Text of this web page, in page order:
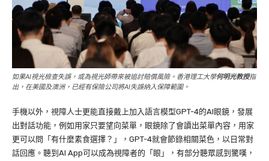
如果AI視光檢查失誤，或為視光師帶來被追討賠償風險。香港理工大學何明光教授指
出，在美國及澳洲，已經有保險公司將AI失誤納入保障範圍。
手機以外，視障人士更能直接戴上加入語言模型GPT-4的AI眼鏡，發展
出對話功能，例如用家只要望向菜單，眼鏡除了會讀出菜單內容，用家
更可以問「有什麼素食選擇？」，GPT-4就會節錄相關菜色，以日常對
話回應。聽到AI App可以成為視障者的「眼」，有部分聽眾感到驚嘆，